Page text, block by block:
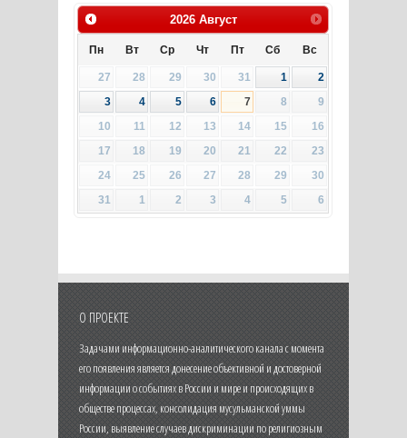
2026 Август
Пн Вт Ср Чт Пт Сб Вс
27 28 29 30 31 1
2
3
4 5 6 7 8
9
10
11 12 13 14 15
16
17
18 19 20 21 22
23
24
25 26 27 28 29
30
31
1 2 3 4 5 6
О ПРОЕКТЕ
Задачами информационно-аналитического канала с момента
его появления является донесение объективной и достоверной
информации о событиях в России и мире и происходящих в
обществе процессах, консолидация мусульманской уммы
России, выявление случаев дискриминации по религиозным